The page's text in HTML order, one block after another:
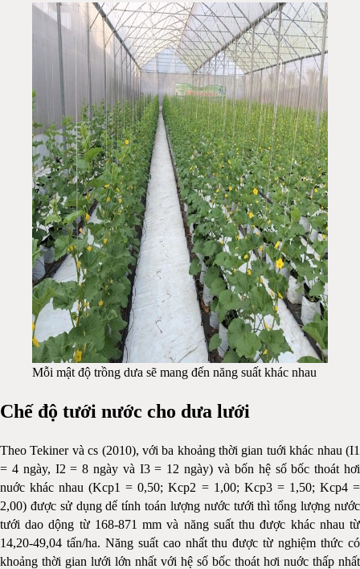
Mỗi mật độ trồng dưa sẽ mang đến năng suất khác nhau
Chế độ tưới nước cho dưa lưới
Theo Tekiner và cs (2010), với ba khoảng thời gian tuới khác nhau (I1
= 4 ngày, I2 = 8 ngày và I3 = 12 ngày) và bốn hệ số bốc thoát hơi
nuớc khác nhau (Kcp1 = 0,50; Kcp2 = 1,00; Kcp3 = 1,50; Kcp4 =
2,00) được sử dụng dể tính toán lượng nước tưới thì tổng lượng nước
tưới dao dộng từ 168-871 mm và năng suất thu được khác nhau từ
14,20-49,04 tấn/ha. Năng suất cao nhất thu được từ nghiệm thức có
khoảng thời gian lưới lớn nhất với hệ số bốc thoát hơi nuớc thấp nhất